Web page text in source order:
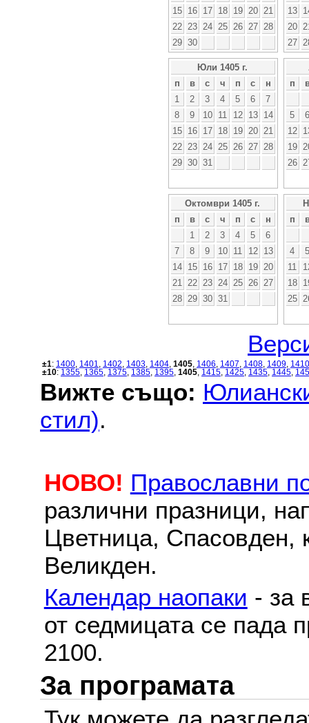
15
16 17 18 19 20
21
22
23 24 25 26 27
28
29 30
13
20
27
Юли 1405 г.
п
в с ч п с
н
1
2 3 4 5 6
7
8
9 10 11 12 13
14
15
16 17 18 19 20
21
22
23 24 25 26 27
28
29 30 31
п
5
6
12
19
26
Октомври 1405 г.
п
в с ч п с
н
1
2 3 4 5
6
7
8 9 10 11 12
13
14
15 16 17 18 19
20
21
22 23 24 25 26
27
28
29 30 31
п
4
5
11
18
25
±1: 1400 1401 1402 1403 1404 1405 1406 1407 1408 1409 1410
±10: 1355 1365 1375 1385 1395 1405 1415 1425 1435 1445
Вижте също:
стил).
НОВО! Православни
различни празници,
Цветница, Спасовден,
Великден.
Календар наопаки - за
от седмицата се пада
2100.
За програмата